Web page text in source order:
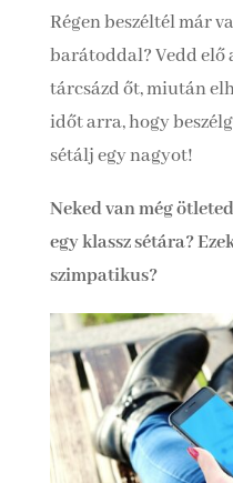
Régen beszéltél már
barátoddal? Vedd
tárcsázd őt, miután
időt arra, hogy
sétálj egy nagyot!
Neked van még
egy klassz sétára?
szimpatikus?